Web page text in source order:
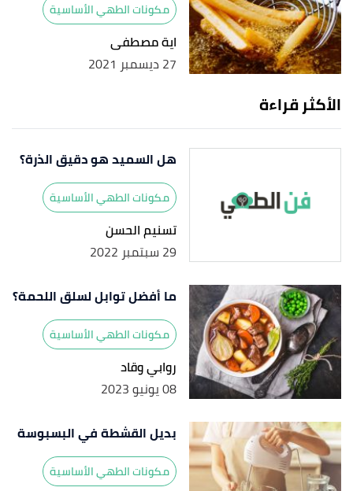
مكونات الطهي الأساسية
اية مصطفى
27 ديسمبر 2021
الأكثر قراءة
هل السميد هو دقيق الذرة؟
مكونات الطهي الأساسية
تسنيم الحسن
29 سبتمبر 2022
ما أفضل توابل لسلق اللحمة؟
مكونات الطهي الأساسية
روابي وقاد
08 يونيو 2023
بديل القشطة في البسبوسة
مكونات الطهي الأساسية